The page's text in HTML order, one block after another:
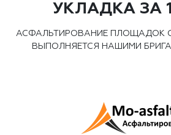
УКЛАДКА ЗА
АСФАЛЬТИРОВАНИЕ ПЛОЩАДОК
ВЫПОЛНЯЕТСЯ НАШИМИ